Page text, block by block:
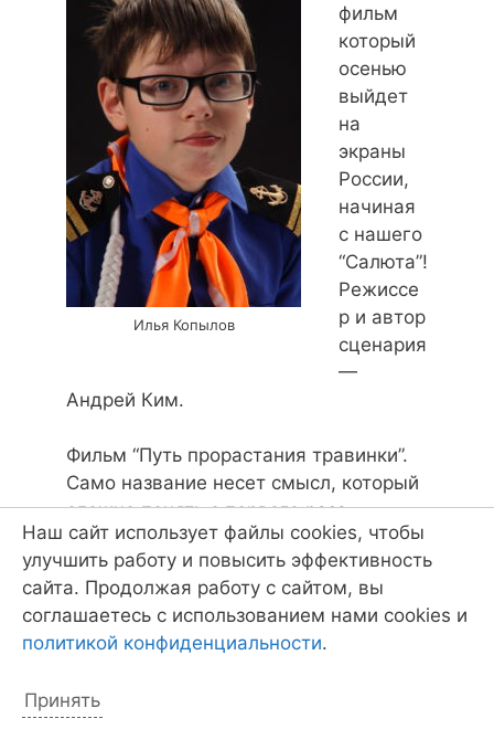
Илья Копылов
фильм
который
осенью
выйдет
на
экраны
России,
начиная
с нашего
“Салюта”!
Режиссе
р и автор
сценария
—
Андрей Ким.
Фильм “Путь прорастания травинки”.
Само название несет смысл, который
сложно понять с первого раза.
Взросление человека — смысл
данного названия. Ведь весь фильм
рассказывает о становлении
характера человека.
зрителя сочувствовать героям
Наш сайт использует файлы cookies, чтобы
улучшить работу и повысить эффективность
сайта. Продолжая работу с сайтом, вы
соглашаетесь с использованием нами cookies и
политикой конфиденциальности.
Принять